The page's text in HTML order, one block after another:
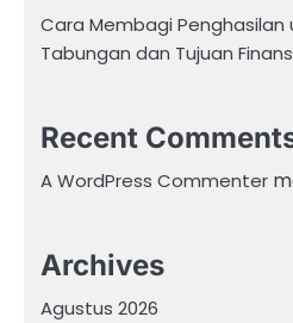
Cara Membagi Penghasilan
Tabungan dan Tujuan
Recent
A WordPress Commenter
Archives
Agustus 2026